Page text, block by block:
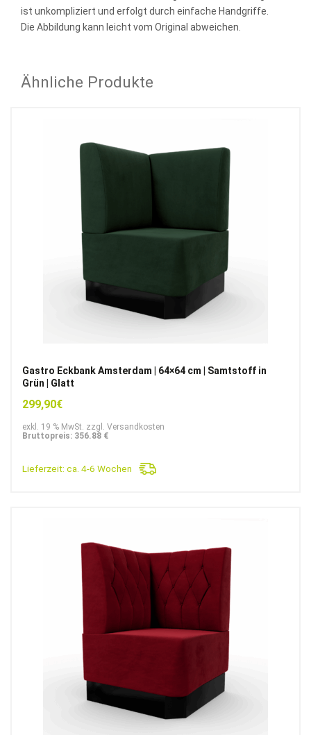
ist unkompliziert und erfolgt durch einfache Handgriffe.
Die Abbildung kann leicht vom Original abweichen.
Ähnliche Produkte
Gastro Eckbank Amsterdam | 64×64 cm | Samtstoff in
Grün | Glatt
299,90€
exkl. 19 % MwSt. zzgl. Versandkosten
Bruttopreis: 356.88 €
Lieferzeit: ca. 4-6 Wochen